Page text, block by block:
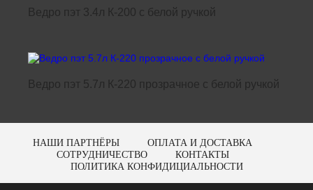
Ведро пэт 3.4л К-200 с белой ручкой
Ведро пэт 5.7л К-220 прозрачное с белой ручкой
НАШИ ПАРТНЁРЫ
ОПЛАТА И ДОСТАВКА
СОТРУДНИЧЕСТВО
КОНТАКТЫ
ПОЛИТИКА КОНФИДИЦИАЛЬНОСТИ